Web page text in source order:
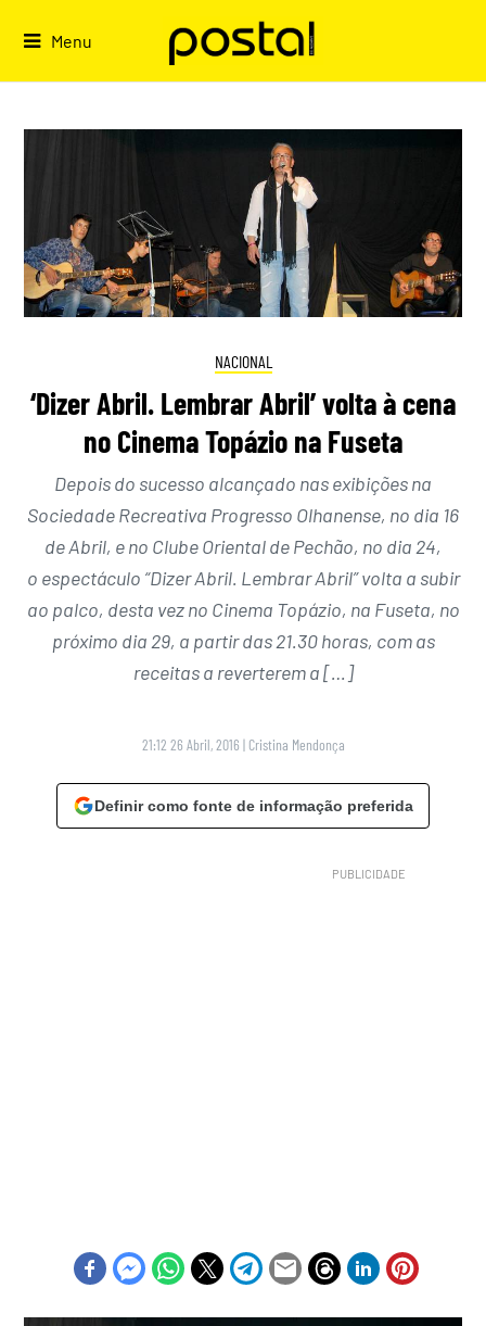
Menu
NACIONAL
‘Dizer Abril. Lembrar Abril’ volta à cena
no Cinema Topázio na Fuseta
Depois do sucesso alcançado nas exibições na
Sociedade Recreativa Progresso Olhanense, no dia 16
de Abril, e no Clube Oriental de Pechão, no dia 24,
o espectáculo “Dizer Abril. Lembrar Abril” volta a subir
ao palco, desta vez no Cinema Topázio, na Fuseta, no
próximo dia 29, a partir das 21.30 horas, com as
receitas a reverterem a […]
21:12 26 Abril, 2016 | Cristina Mendonça
Definir como fonte de informação preferida